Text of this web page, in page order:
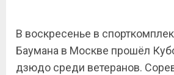
В воскресенье в
Баумана в Москве прошёл
дзюдо среди ветеранов.